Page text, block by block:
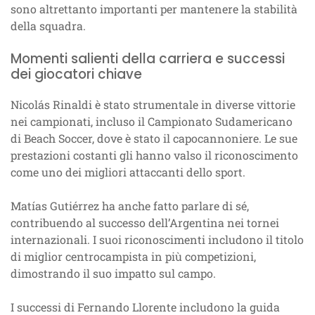
sono altrettanto importanti per mantenere la stabilità
della squadra.
Momenti salienti della carriera e successi
dei giocatori chiave
Nicolás Rinaldi è stato strumentale in diverse vittorie
nei campionati, incluso il Campionato Sudamericano
di Beach Soccer, dove è stato il capocannoniere. Le sue
prestazioni costanti gli hanno valso il riconoscimento
come uno dei migliori attaccanti dello sport.
Matías Gutiérrez ha anche fatto parlare di sé,
contribuendo al successo dell’Argentina nei tornei
internazionali. I suoi riconoscimenti includono il titolo
di miglior centrocampista in più competizioni,
dimostrando il suo impatto sul campo.
I successi di Fernando Llorente includono la guida